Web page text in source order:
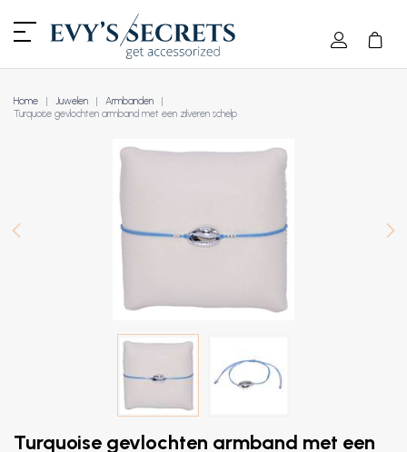
Home Juwelen
Armbanden
Turquoise gevlochten armband met een zilveren schelp
Turquoise gevlochten armband met een